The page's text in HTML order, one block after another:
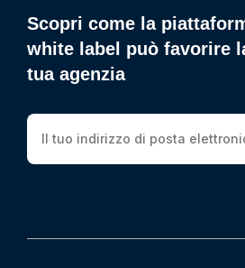
Scopri come la
white label può favorire
tua agenzia